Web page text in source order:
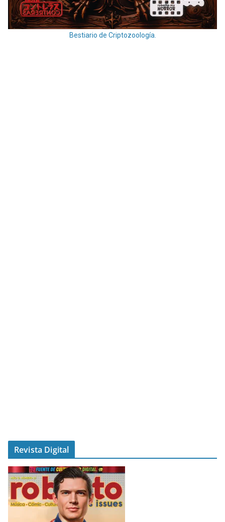
Bestiario de Criptozoología.
Revista Digital